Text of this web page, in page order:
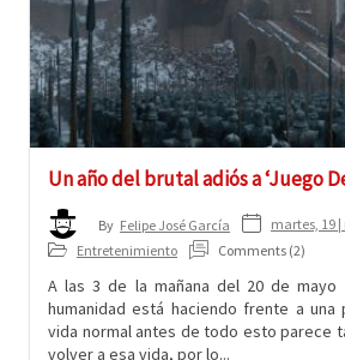
Un año del brutal adiós a ‘Juego
By Felipe José García
martes, 19
Entretenimiento
Comments (2)
A las 3 de la mañana del 20 de mayo
humanidad está haciendo frente a una
vida normal antes de todo esto parece
volver a esa vida, por lo...